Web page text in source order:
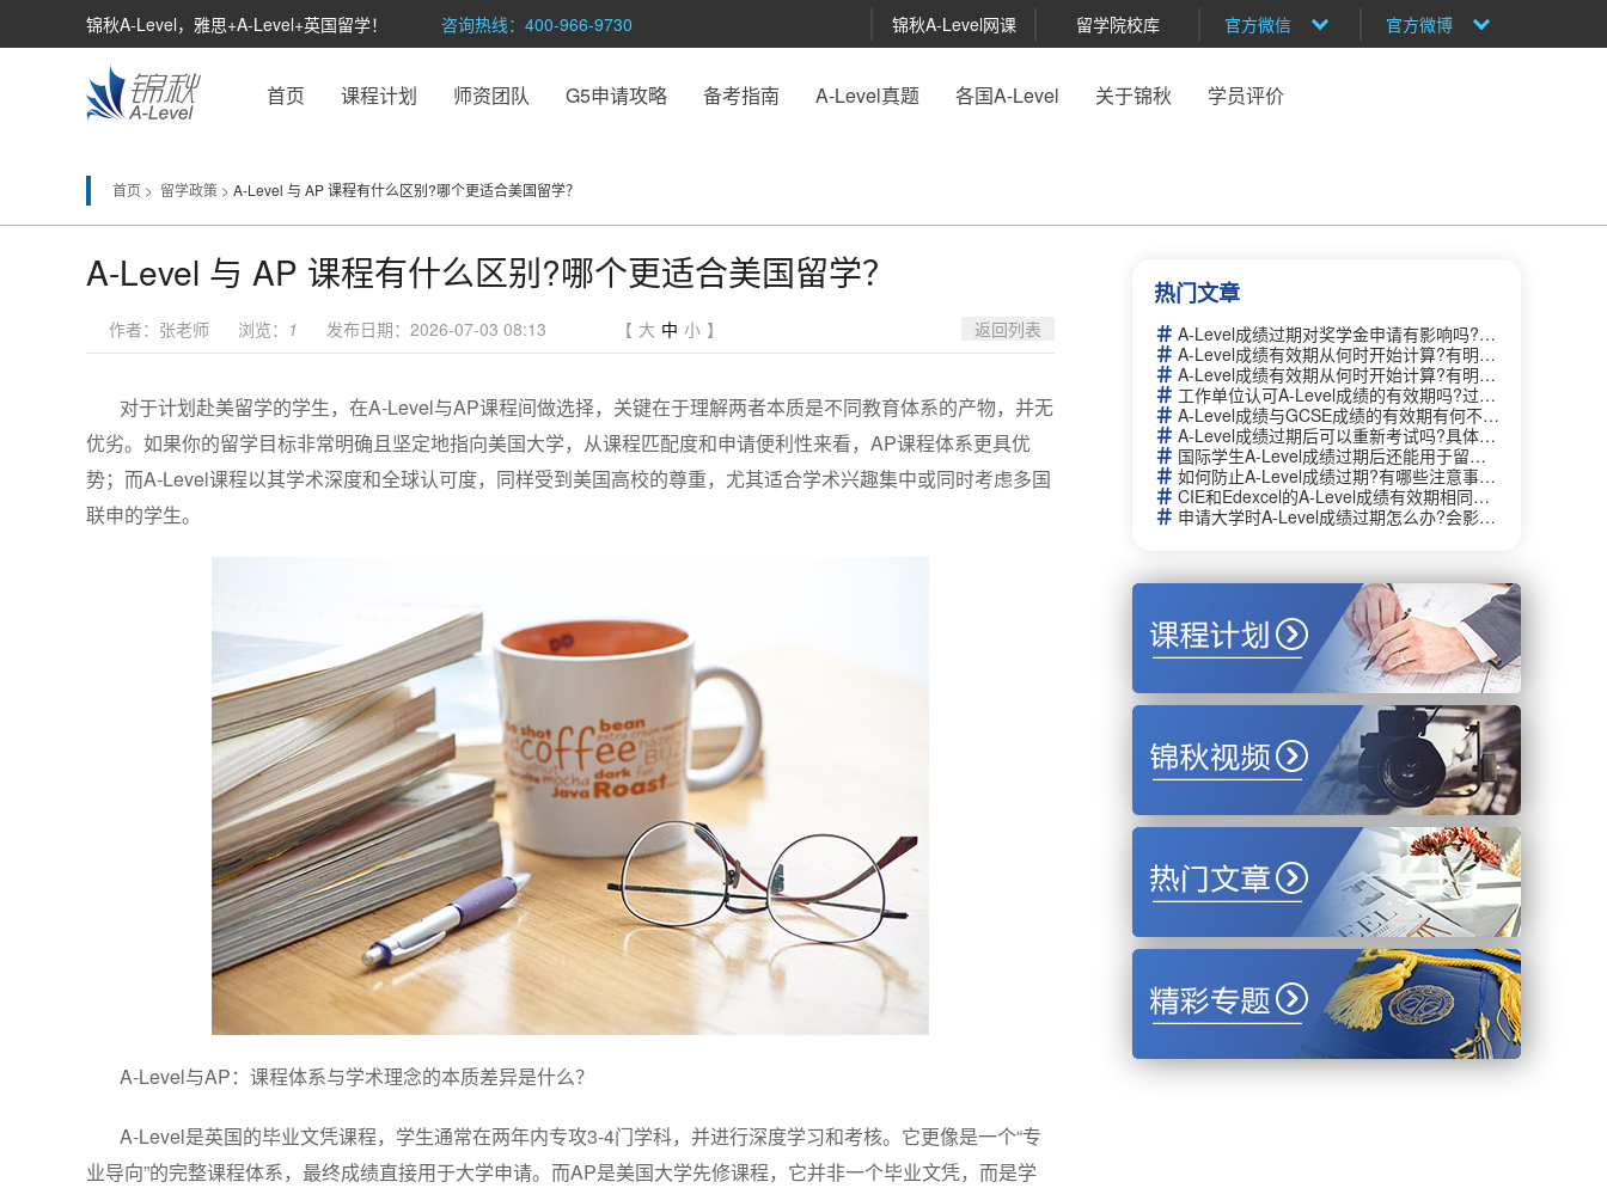
锦秋A-Level，雅思+A-Level+英国留学！ 咨询热线：400-966-9730 锦秋A-Level网课 留学院校库 官方微信 官方微博
首页 课程计划 师资团队 G5申请攻略 备考指南 A-Level真题 各国A-Level 关于锦秋 学员评价
首页 > 留学政策 > A-Level 与 AP 课程有什么区别?哪个更适合美国留学？
A-Level 与 AP 课程有什么区别?哪个更适合美国留学？
作者：张老师 浏览： 1 发布日期：2026-07-03 08:13 【 大 中 小 】 返回列表
对于计划赴美留学的学生，在A-Level与AP课程间做选择，关键在于理解两者本质是不同教育体系的产物，并无
优劣。如果你的留学目标非常明确且坚定地指向美国大学，从课程匹配度和申请便利性来看，AP课程体系更具优
势；而A-Level课程以其学术深度和全球认可度，同样受到美国高校的尊重，尤其适合学术兴趣集中或同时考虑多国
联申的学生。
A-Level与AP：课程体系与学术理念的本质差异是什么？
A-Level是英国的毕业文凭课程，学生通常在两年内专攻3-4门学科，并进行深度学习和考核。它更像是一个“专
业导向”的完整课程体系，最终成绩直接用于大学申请。而AP是美国大学先修课程，它并非一个毕业文凭，而是学
热门文章
A-Level成绩过期对奖学金申请有影响吗?需要提供额外证明吗？
A-Level成绩有效期从何时开始计算?有明确的时间限制吗？
A-Level成绩有效期从何时开始计算?有明确的时间限制吗？
工作单位认可A-Level成绩的有效期吗?过期后需要重新认证吗？
A-Level成绩与GCSE成绩的有效期有何不同?哪个更持久？
A-Level成绩过期后可以重新考试吗?具体流程是什么？
国际学生A-Level成绩过期后还能用于留学申请吗?如何补救？
如何防止A-Level成绩过期?有哪些注意事项和建议？
CIE和Edexcel的A-Level成绩有效期相同吗?如何查询官方信息？
申请大学时A-Level成绩过期怎么办?会影响录取吗？